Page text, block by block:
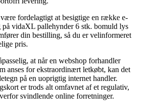
fordelagtigt at besigtige en række e-
på vidaXL pallehynder 6 stk. bomuld lys
din bestilling, så du er velinformeret
pris.
at når en webshop forhandler
anses for ekstraordinært letkøbt, kan det
på en uoprigtig internet handler.
er trods alt omfavnet af et regulativ,
svindlende online forretninger.